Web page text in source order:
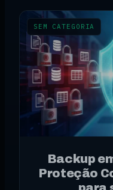
SEM CATEGORIA
Backup
Proteção